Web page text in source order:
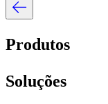
Produtos​​
Soluções​​